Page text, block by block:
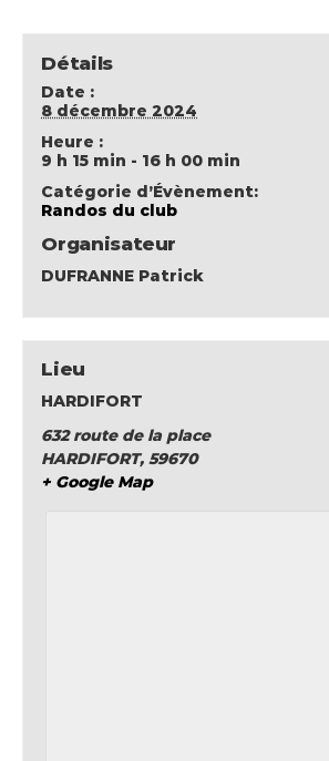
Détails
Date :
8 décembre 2024
Heure :
9 h 15 min - 16 h 00 min
Catégorie d’Évènement:
Randos du club
Organisateur
DUFRANNE Patrick
Lieu
HARDIFORT
632 route de la place
HARDIFORT, 59670
+ Google Map